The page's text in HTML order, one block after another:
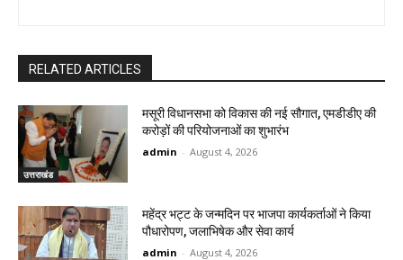
RELATED ARTICLES
उत्तराखंड
मसूरी विधानसभा को विकास की नई सौगात, एमडीडीए की
करोड़ों की परियोजनाओं का शुभारंभ
admin - August 4, 2026
महेंद्र भट्ट के जन्मदिन पर भाजपा कार्यकर्ताओं ने किया
पौधारोपण, जलाभिषेक और सेवा कार्य
admin - August 4, 2026